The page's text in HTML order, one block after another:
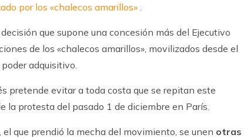
por los «chalecos amarillos»
que supone una concesión más del Ejecutivo
de los «chalecos amarillos», movilizados desde el
adquisitivo.
pretende evitar a toda costa que se repitan este
la protesta del pasado 1 de diciembre en París.
que prendió la mecha del movimiento, se unen otras